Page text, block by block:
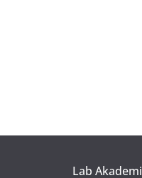
Lab Akademi